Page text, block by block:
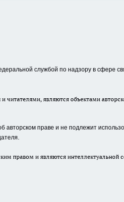
службой по надзору в сфере
являются объектами
праве и не подлежит
правом и являются интеллектуальной